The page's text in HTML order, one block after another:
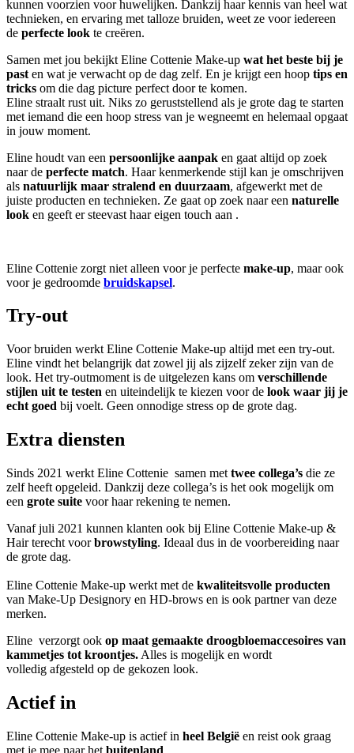
kunnen voorzien voor huwelijken. Dankzij haar kennis van heel wat
technieken, en ervaring met talloze bruiden, weet ze voor iedereen
de perfecte look te creëren.
Samen met jou bekijkt Eline Cottenie Make-up wat het beste bij je
past en wat je verwacht op de dag zelf. En je krijgt een hoop tips en
tricks om die dag picture perfect door te komen.
Eline straalt rust uit. Niks zo geruststellend als je grote dag te starten
met iemand die een hoop stress van je wegneemt en helemaal opgaat
in jouw moment.
Eline houdt van een persoonlijke aanpak en gaat altijd op zoek
naar de perfecte match. Haar kenmerkende stijl kan je omschrijven
als natuurlijk maar stralend en duurzaam, afgewerkt met de
juiste producten en technieken. Ze gaat op zoek naar een naturelle
look en geeft er steevast haar eigen touch aan .
Eline Cottenie zorgt niet alleen voor je perfecte make-up, maar ook
voor je gedroomde bruidskapsel.
Try-out
Voor bruiden werkt Eline Cottenie Make-up altijd met een try-out.
Eline vindt het belangrijk dat zowel jij als zijzelf zeker zijn van de
look. Het try-outmoment is de uitgelezen kans om verschillende
stijlen uit te testen en uiteindelijk te kiezen voor de look waar jij je
echt goed bij voelt. Geen onnodige stress op de grote dag.
Extra diensten
Sinds 2021 werkt Eline Cottenie samen met twee collega’s die ze
zelf heeft opgeleid. Dankzij deze collega’s is het ook mogelijk om
een grote suite voor haar rekening te nemen.
Vanaf juli 2021 kunnen klanten ook bij Eline Cottenie Make-up &
Hair terecht voorbrowstyling. Ideaal dus in de voorbereiding naar
de grote dag.
Eline Cottenie Make-up werkt met de kwaliteitsvolle producten
van Make-Up Designory en HD-brows en is ook partner van deze
merken.
Eline verzorgt ook op maat gemaakte droogbloemaccesoires van
kammetjes tot kroontjes. Alles is mogelijk en wordt
volledig afgesteld op de gekozen look.
Actief in
Eline Cottenie Make-up is actief in heel België en reist ook graag
met je mee naar het buitenland